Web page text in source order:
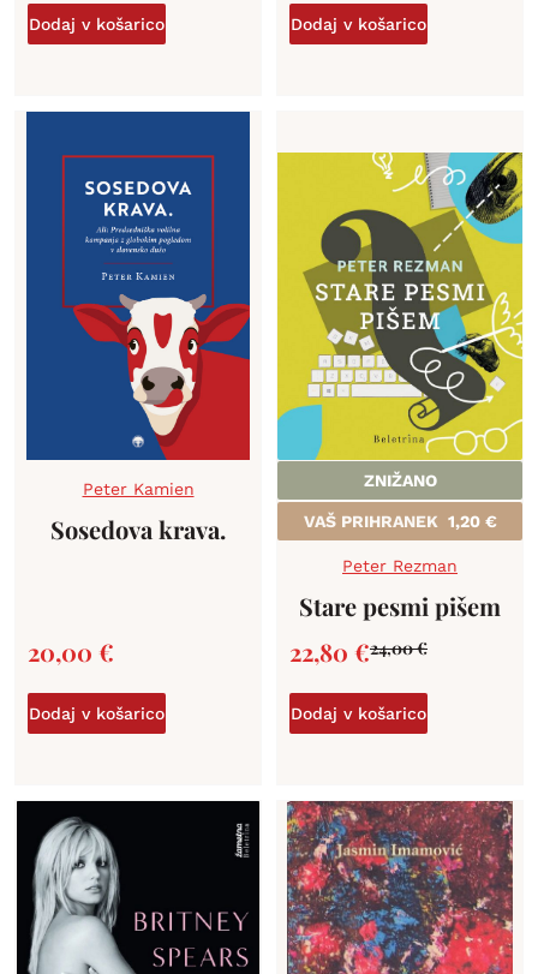
Dodaj v košarico Dodaj v košarico
Peter Kamien
Sosedova krava.
20,00 €
Dodaj v košarico
ZNIŽANO
VAŠ PRIHRANEK 1,20 €
Peter Rezman
Stare pesmi pišem
24,00€
22,80 €
Dodaj v košarico